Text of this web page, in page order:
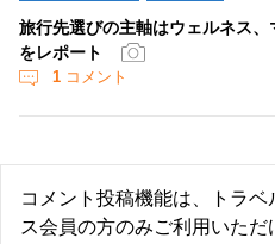
旅行先選びの主軸はウェルネス
をレポート
1 コメント
コメント投稿機能は、トラ
ス会員の方のみご利用いただ